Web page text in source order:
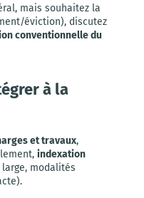
mais souhaitez la
éviction), discutez
conventionnelle du
à la
et travaux,
indexation
modalités